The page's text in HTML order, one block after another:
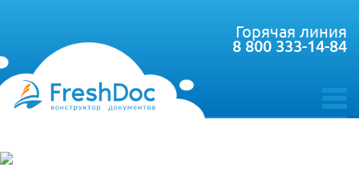
toggle
Горячая линия
8 800 333-14-84